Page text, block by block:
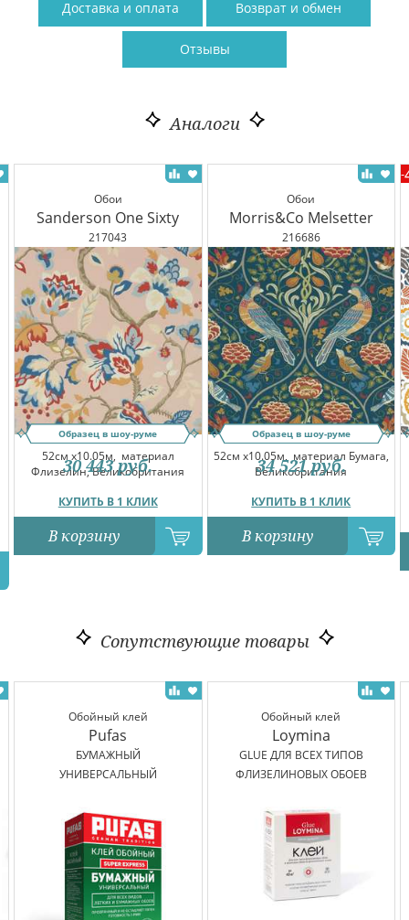
Доставка и оплата Возврат и обмен
Отзывы
Аналоги
Обои
Sanderson One Sixty
217043
Образец в шоу-руме
52см x10.05м, материал
Флизелин, Великобритания
КУПИТЬ В 1 КЛИК
30 443 руб.
В корзину
Обои
Morris&Co Melsetter
216686
Образец в шоу-руме
52см x10.05м, материал Бумага,
Великобритания
КУПИТЬ В 1 КЛИК
34 521 руб.
В корзину
-
Сопутствующие товары
Обойный клей
Pufas
БУМАЖНЫЙ
УНИВЕРСАЛЬНЫЙ
Обойный клей
Loymina
GLUE ДЛЯ ВСЕХ ТИПОВ
ФЛИЗЕЛИНОВЫХ ОБОЕВ